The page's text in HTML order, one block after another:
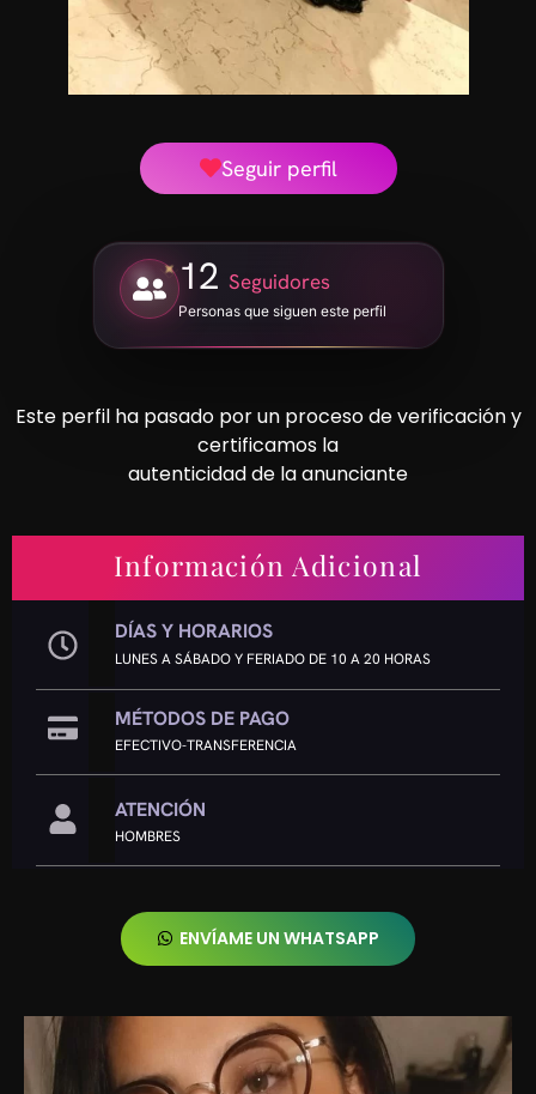
Seguir perfil
12 Seguidores
Personas que siguen este perfil
Este perfil ha pasado por un proceso de verificación y
certificamos la
autenticidad de la anunciante
Información Adicional
DÍAS Y HORARIOS
LUNES A SÁBADO Y FERIADO DE 10 A 20 HORAS
MÉTODOS DE PAGO
EFECTIVO-TRANSFERENCIA
ATENCIÓN
HOMBRES
ENVÍAME UN WHATSAPP